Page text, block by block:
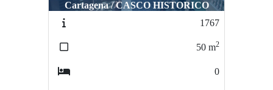
Cartagena / CASCO HISTORICO
1767
50 m2
0